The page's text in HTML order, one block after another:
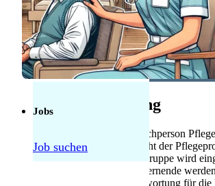
Herausforderungen als
ist — und was nicht
Mebeko Anerkennung
für ÄrzteDiplom-
Anerkennung für
Fachkräfte
Jobs
Job suchen
Stellenbeschreibung
Im Pflegealltag einer Pflegefachperson
Menschen in Sundlauenen steht der
Fachkompetenz in der Wohngruppe wird
Versorgung sicherzustellen. Lernende
und geprägt, während Verantwortung für